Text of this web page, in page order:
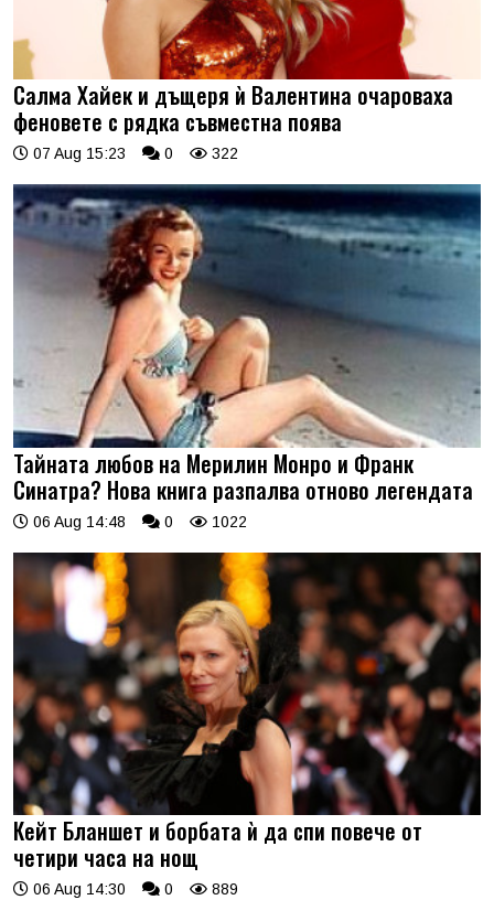
Салма Хайек и дъщеря ѝ Валентина очароваха
феновете с рядка съвместна поява
07 Aug 15:23 0 322
Тайната любов на Мерилин Монро и Франк
Синатра? Нова книга разпалва отново легендата
06 Aug 14:48 0 1022
Кейт Бланшет и борбата ѝ да спи повече от
четири часа на нощ
06 Aug 14:30 0 889